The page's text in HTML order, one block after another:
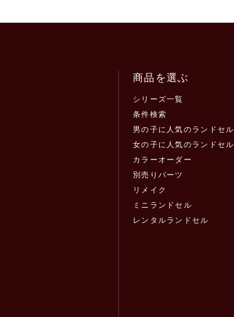
商品を選ぶ
シリーズ一覧
条件検索
男の子に人気のランドセル
女の子に人気のランドセル
カラーオーダー
別売りパーツ
リメイク
ミニランドセル
レンタルランドセル